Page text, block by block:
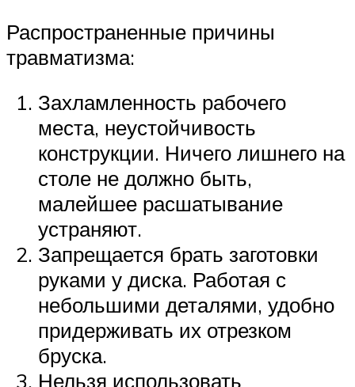
Распространенные причины
травматизма:
Захламленность рабочего
места, неустойчивость
конструкции. Ничего лишнего на
столе не должно быть,
малейшее расшатывание
устраняют.
Запрещается брать заготовки
руками у диска. Работая с
небольшими деталями, удобно
придерживать их отрезком
бруска.
Нельзя использовать